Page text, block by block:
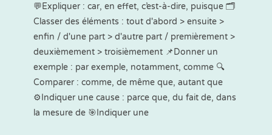
💬Expliquer : car, en effet, c’est-à-dire, puisque 🗂️
Classer des éléments : tout d'abord > ensuite >
enfin / d'une part > d'autre part / premièrement >
deuxièmement > troisièmement 📌Donner un
exemple : par exemple, notamment, comme 🔍
Comparer : comme, de même que, autant que
⚙️Indiquer une cause : parce que, du fait de, dans
la mesure de 🎯Indiquer une